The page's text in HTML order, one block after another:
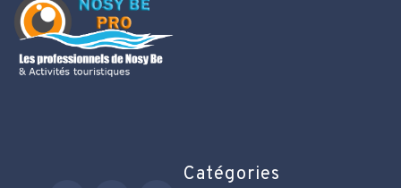
Catégories